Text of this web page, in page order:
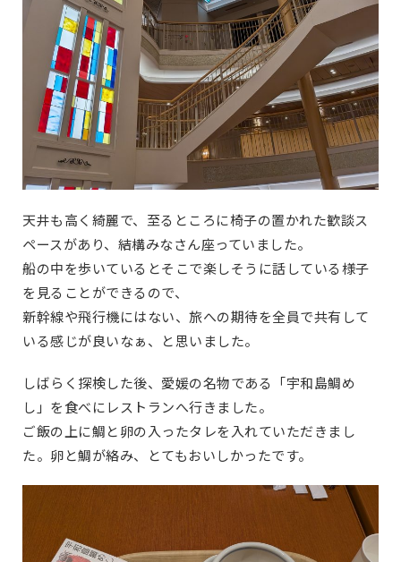
天井も高く綺麗で、至るところに椅子の置かれた歓談ス
ペースがあり、結構みなさん座っていました。
船の中を歩いているとそこで楽しそうに話している様子
を見ることができるので、
新幹線や飛行機にはない、旅への期待を全員で共有して
いる感じが良いなぁ、と思いました。
しばらく探検した後、愛媛の名物である「宇和島鯛め
し」を食べにレストランへ行きました。
ご飯の上に鯛と卵の入ったタレを入れていただきまし
た。卵と鯛が絡み、とてもおいしかったです。